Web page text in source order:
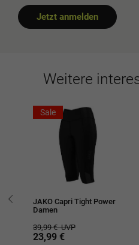
Jetzt anmelden
Weitere
Sale
JAKO Capri Tight Power
Damen
39,99 €UVP
23,99 €